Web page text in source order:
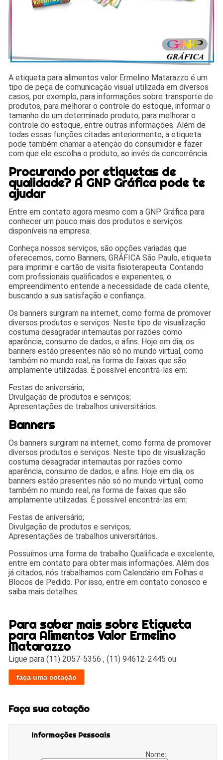
A etiqueta para alimentos valor Ermelino Matarazzo é um
tipo de peça de comunicação visual utilizada em diversos
casos, por exemplo, para informações sobre transporte de
produtos, para melhorar o controle do estoque, informar o
tamanho de um determinado produto, para melhorar o
controle do estoque, entre outras informações. Além de
todas essas funções citadas anteriormente, a etiqueta
pode também chamar a atenção do consumidor e fazer
com que ele escolha o produto, ao invés da concorrência.
Procurando por etiquetas de
qualidade? A GNP Gráfica pode te
ajudar
Entre em contato agora mesmo com a GNP Gráfica para
conhecer um pouco mais dos produtos e serviços
disponíveis na empresa.
Conheça nossos serviços, são opções variadas que
oferecemos, como Banners, GRÁFICA São Paulo, etiqueta
para imprimir e cartão de visita fisioterapeuta. Contando
com profissionais qualificados e experientes, o
empreendimento entende a necessidade de cada cliente,
buscando a sua satisfação e confiança.
Os banners surgiram na internet, como forma de promover
diversos produtos e serviços. Neste tipo de visualização
costuma desagradar internautas por razões como
aparência, consumo de dados, e afins. Hoje em dia, os
banners estão presentes não só no mundo virtual, como
também no mundo real, na forma de faixas que são
amplamente utilizadas. É possível encontrá-las em:
Festas de aniversário;
Divulgação de produtos e serviços;
Apresentações de trabalhos universitários.
Banners
Os banners surgiram na internet, como forma de promover
diversos produtos e serviços. Neste tipo de visualização
costuma desagradar internautas por razões como
aparência, consumo de dados, e afins. Hoje em dia, os
banners estão presentes não só no mundo virtual, como
também no mundo real, na forma de faixas que são
amplamente utilizadas. É possível encontrá-las em:
Festas de aniversário;
Divulgação de produtos e serviços;
Apresentações de trabalhos universitários.
Possuímos uma forma de trabalho Qualificada e excelente,
entre em contato para obter mais informações. Além dos
já citados, nós trabalhamos com Calendário em Folhas e
Blocos de Pedido. Por isso, entre em contato conosco e
saiba mais detalhes.
Para saber mais sobre Etiqueta
para Alimentos Valor Ermelino
Matarazzo
Ligue para(11) 2057-5356 ,(11) 94612-2445 ou
faça uma cotação
Faça sua cotação
Informações Pessoais
Nome: